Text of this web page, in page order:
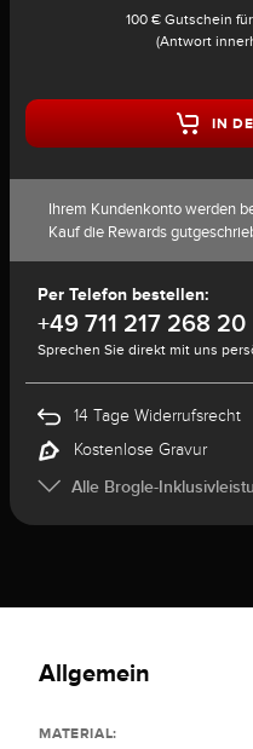
100 € Gutschein
(Antwort
IN
Ihrem Kundenkonto werden
Kauf die Rewards
Per Telefon bestellen:
+49 711 217 268 20
Sprechen Sie direkt mit uns
14 Tage Widerrufsrecht
Kostenlose Gravur
Alle Brogle-
Allgemein
MATERIAL: